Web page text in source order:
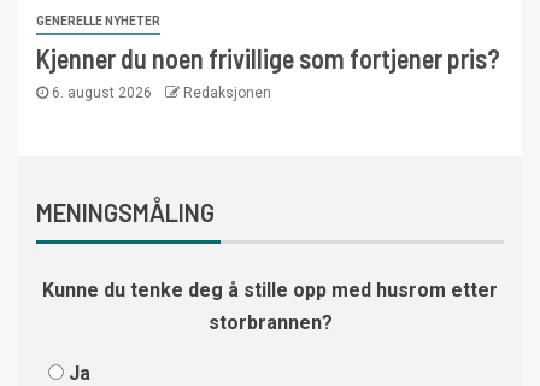
GENERELLE NYHETER
Kjenner du noen frivillige som fortjener pris?
6. august 2026 Redaksjonen
MENINGSMÅLING
Kunne du tenke deg å stille opp med husrom etter
storbrannen?
Ja